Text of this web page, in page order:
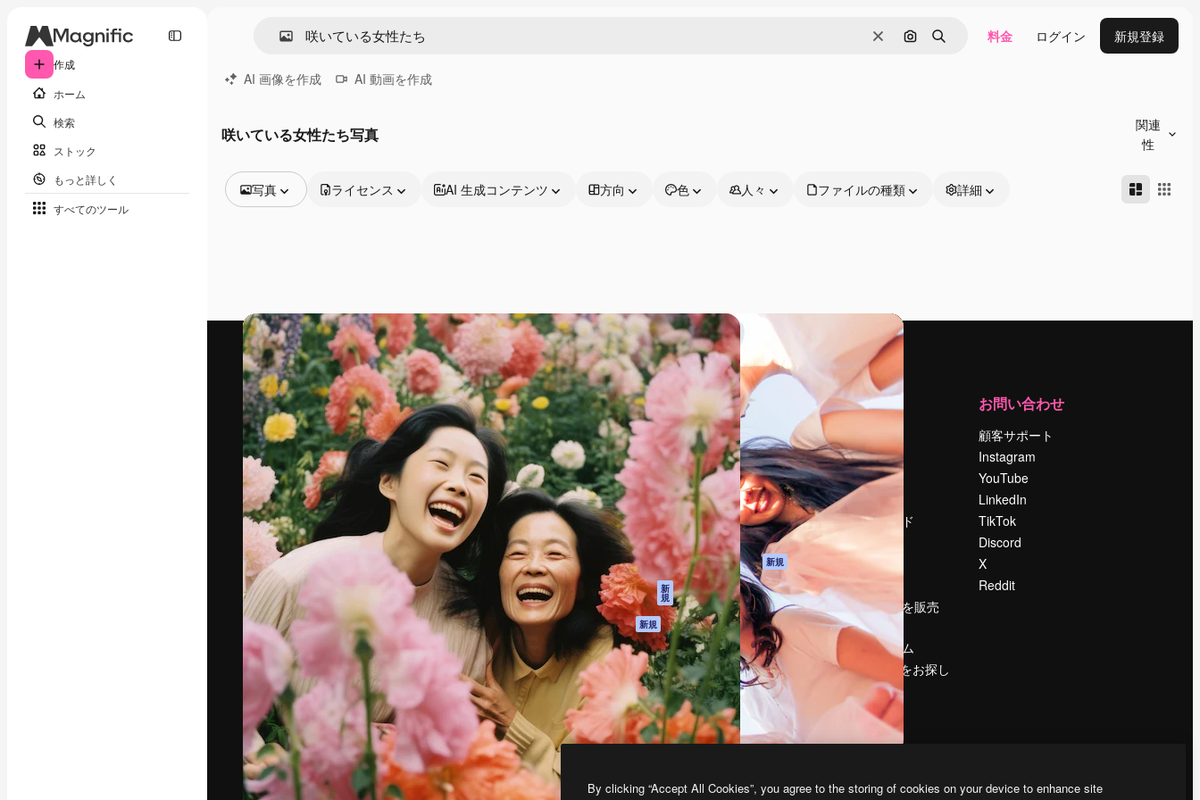
作成
ホーム
検索
ストック
もっと詳しく
すべてのツール
消去 画像で検索
検索 料金 ログイン 新規登録
AI 画像を作成 AI 動画を作成
咲いている女性たち写真
関連
性
写真
動画
映像素材
モーショングラフィックス
動画テンプレート
アイコン
3D モデル
フォント
ライセンス AI 生成コンテンツ 方向 色 人々 ファイルの種類 詳細
最高のクリエイティブ制作を導くためのプラ
ットフォーム。クリエイター、企業、代理
店、スタジオを含む100万人以上が利用して
います。
製品
Spaces
AI アシスタント
AI 画像生成ツール
AI 動画生成ツール
AI 音声合成ツール
ストックコンテン
ツ
Claude/ChatGPT
向けMCP
新
規
エージェント 新規
API
モバイルアプリ
すべてのMagnificツ
ール
はじめに
Academy
ドキュメント
サポート
利用規約
プライバシーポリ
シー
オリジナル 新規
クッキーポリシー
トラストセンター
アフィリエイト
法人向け
運営
料金
会社概要
Reviews
採用情報
検索トレンド
ブログ
イベント
Slidesgo
コンテンツを販売
する
プレスルーム
magnific.aiをお探し
ですか？
お問い合わせ
顧客サポート
Instagram
YouTube
LinkedIn
TikTok
Discord
X
Reddit
Copyright © 2010-2026 Freepik Company S.L.U. 無断複写・転載を禁じます
By clicking “Accept All Cookies”, you agree to the storing of cookies on your device to enhance site